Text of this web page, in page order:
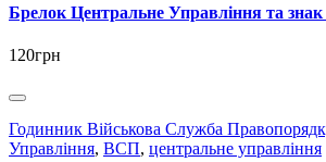
Брелок Центральне Управління та
120грн
Годинник Військова Служба
Управління, ВСП, центральне управління